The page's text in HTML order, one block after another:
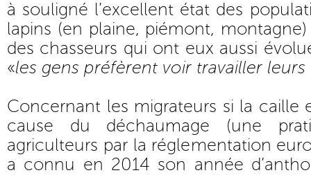
à souligné l’excellent état des
lapins (en plaine, piémont,
des chasseurs qui ont eux aussi
«les gens préfèrent voir travailler
Concernant les migrateurs si la caille
cause du déchaumage (une
agriculteurs par la réglementation
a connu en 2014 son année